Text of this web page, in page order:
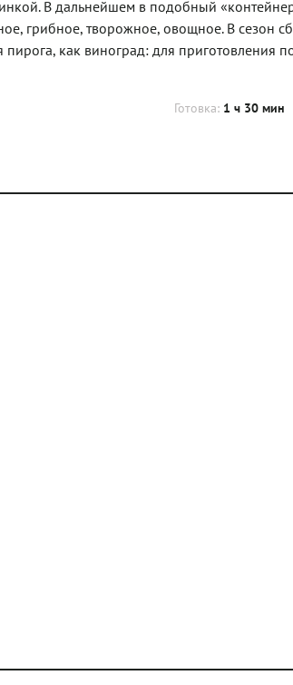
В дальнейшем в подобный
грибное, творожное, овощное. В сезон
как виноград: для приготовления
Готовка: 1 ч 30 мин